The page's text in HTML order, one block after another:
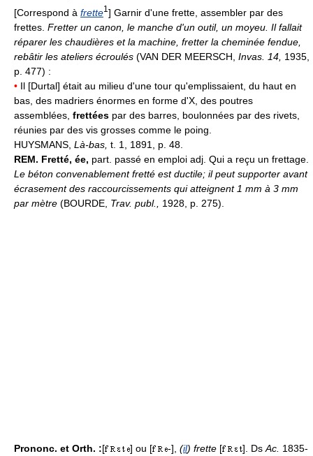
[Correspond à frette1 ] Garnir d'une frette, assembler par des
frettes. Fretter un canon, le manche d'un outil, un moyeu. Il fallait
réparer les chaudières et la machine, fretter la cheminée fendue,
rebâtir les ateliers écroulés (VAN DER MEERSCH, Invas. 14, 1935,
p. 477) :
• Il [Durtal] était au milieu d'une tour qu'emplissaient, du haut en
bas, des madriers énormes en forme d'X, des poutres
assemblées, frettées par des barres, boulonnées par des rivets,
réunies par des vis grosses comme le poing.
HUYSMANS, Là-bas, t. 1, 1891, p. 48.
REM. Fretté, ée, part. passé en emploi adj. Qui a reçu un frettage.
Le béton convenablement fretté est ductile; il peut supporter avant
écrasement des raccourcissements qui atteignent 1 mm à 3 mm
par mètre (BOURDE, Trav. publ., 1928, p. 275).
Prononc. et Orth. :[ ] ou [ -], (il) frette [ ]. Ds Ac. 1835-